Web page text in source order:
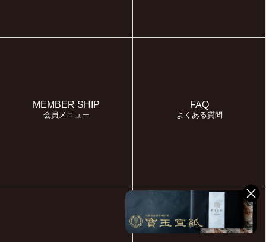
MEMBER SHIP
会員メニュー
FAQ
よくある質問